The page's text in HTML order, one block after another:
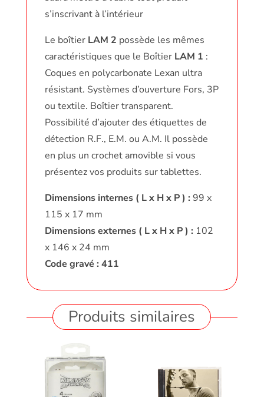
s’inscrivant à l’intérieur
Le boîtier LAM 2 possède les mêmes
caractéristiques que le Boîtier LAM 1 :
Coques en polycarbonate Lexan ultra
résistant. Systèmes d’ouverture Fors, 3P
ou textile. Boîtier transparent.
Possibilité d’ajouter des étiquettes de
détection R.F., E.M. ou A.M. Il possède
en plus un crochet amovible si vous
présentez vos produits sur tablettes.
Dimensions internes ( L x H x P ) : 99 x
115 x 17 mm
Dimensions externes ( L x H x P ) : 102
x 146 x 24 mm
Code gravé : 411
Produits similaires